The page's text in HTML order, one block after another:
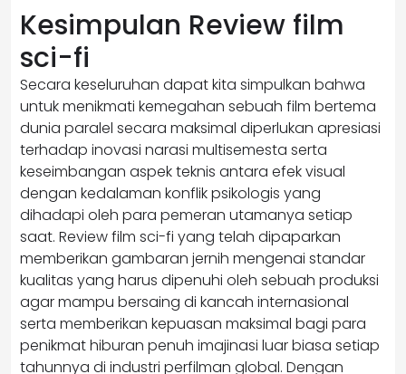
Kesimpulan Review film
sci-fi
Secara keseluruhan dapat kita simpulkan bahwa
untuk menikmati kemegahan sebuah film bertema
dunia paralel secara maksimal diperlukan apresiasi
terhadap inovasi narasi multisemesta serta
keseimbangan aspek teknis antara efek visual
dengan kedalaman konflik psikologis yang
dihadapi oleh para pemeran utamanya setiap
saat. Review film sci-fi yang telah dipaparkan
memberikan gambaran jernih mengenai standar
kualitas yang harus dipenuhi oleh sebuah produksi
agar mampu bersaing di kancah internasional
serta memberikan kepuasan maksimal bagi para
penikmat hiburan penuh imajinasi luar biasa setiap
tahunnya di industri perfilman global. Dengan